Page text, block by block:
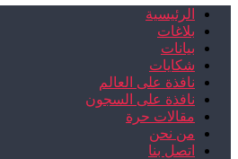
الرئيسية
بلاغات
بيانات
شكايات
نافذة على العالم
نافذة على السجون
مقالات حرة
من نحن
اتصل بنا